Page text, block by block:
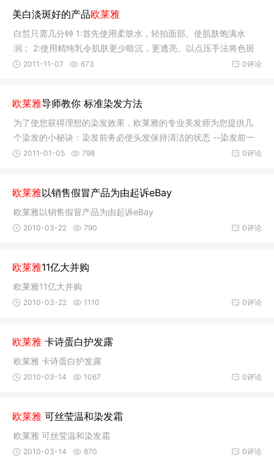
美白淡斑好的产品欧莱雅
白皙只需几分钟 1:首先使用柔肤水，轻拍面部。使肌肤饱满水
润； 2:使用精纯乳令肌肤更少暗沉，更透亮。以点压手法将色斑
修护精华乳在色
0评论
2011-11-07 673
欧莱雅导师教你 标准染发方法
为了使您获得理想的染发效果，欧莱雅的专业美发师为您提供几
个染发的小秘诀：染发前务必使头发保持清洁的状态 --染发前一
周不要做焗
0评论
2011-01-05 798
欧莱雅以销售假冒产品为由起诉eBay
欧莱雅以销售假冒产品为由起诉eBay
0评论
2010-03-22 790
欧莱雅11亿大并购
欧莱雅11亿大并购
0评论
2010-03-22 1110
欧莱雅 卡诗蛋白护发露
欧莱雅 卡诗蛋白护发露
0评论
2010-03-14 1067
欧莱雅 可丝莹温和染发霜
欧莱雅 可丝莹温和染发霜
0评论
2010-03-14 870